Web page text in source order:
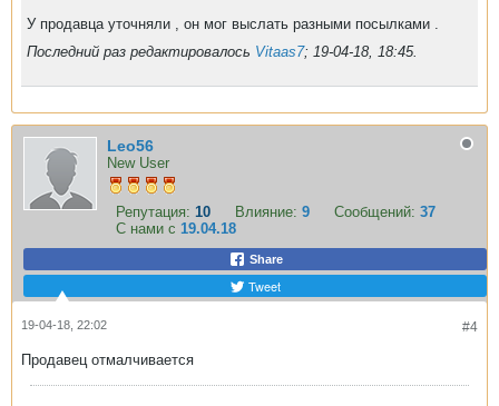
У продавца уточняли , он мог выслать разными посылками .
Последний раз редактировалось Vitaas7; 19-04-18, 18:45.
Leo56
New User
Репутация: 10 Влияние: 9 Сообщений: 37
С нами с 19.04.18
Share
Tweet
#4
19-04-18, 22:02
Продавец отмалчивается